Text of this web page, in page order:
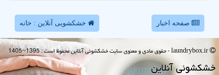
صفحه اخبار خشکشویی آنلاین : خانه
خشكشوئی آنلاین